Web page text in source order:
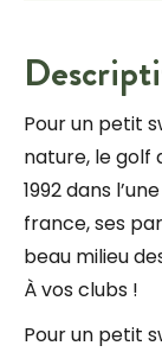
Pour un petit
nature, le golf
1992 dans
france, ses
beau milieu
À vos clubs !
Pour un petit